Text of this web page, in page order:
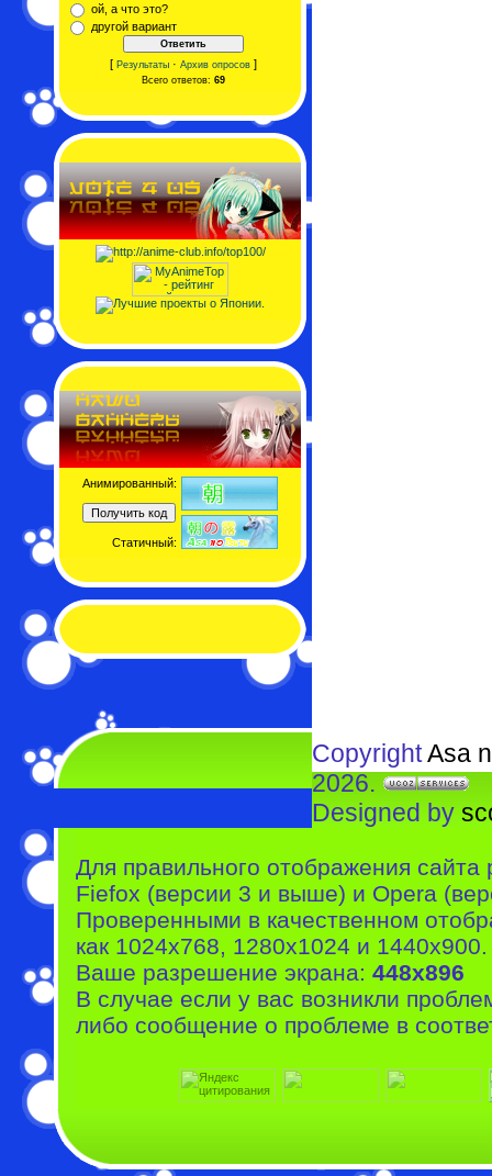
ой, а что это?
другой вариант
[ Результаты· Архив опросов]
Всего ответов: 69
Анимированный:
Статичный:
CopyrightAsa
2026.
Designed by
Для правильного отображения
Fiefox (версии 3 и выше) и Opera
Проверенными в качественном
как 1024x768, 1280x1024 и 1440x900.
Ваше разрешение экрана: 448x896
В случае если у вас возникли
либо сообщение о проблеме в